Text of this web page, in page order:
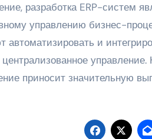
разработка ERP-систем
управлению бизнес-
автоматизировать и
приносит значительную